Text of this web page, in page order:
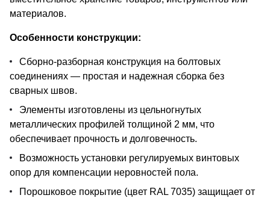
материалов.
Особенности конструкции:
Сборно-разборная конструкция на болтовых
соединениях — простая и надежная сборка без
сварных швов.
Элементы изготовлены из цельногнутых
металлических профилей толщиной 2 мм, что
обеспечивает прочность и долговечность.
Возможность установки регулируемых винтовых
опор для компенсации неровностей пола.
Порошковое покрытие (цвет RAL 7035) защищает от